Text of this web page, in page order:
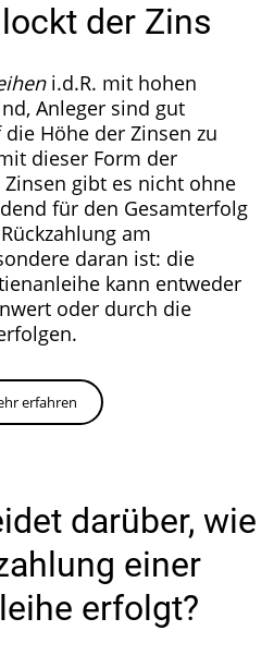
der Zins
i.d.R. mit hohen
Anleger sind gut
Höhe der Zinsen zu
dieser Form der
gibt es nicht ohne
für den Gesamterfolg
am
daran ist: die
kann entweder
oder durch die
erfahren
darüber, wie
einer
erfolgt?